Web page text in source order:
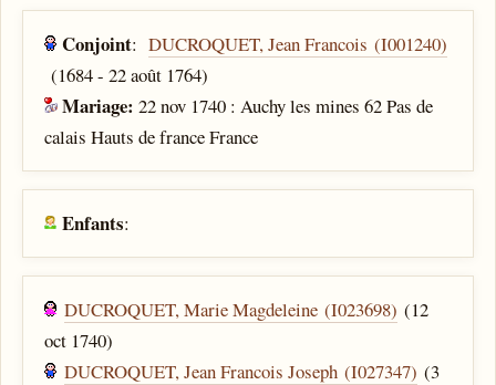
Conjoint:DUCROQUET, Jean Francois (I001240)
(1684 - 22 août 1764)
Mariage:22 nov 1740 : Auchy les mines 62 Pas de
calais Hauts de france France
Enfants:
DUCROQUET, Marie Magdeleine (I023698) (12
oct 1740)
DUCROQUET, Jean Francois Joseph (I027347) (3